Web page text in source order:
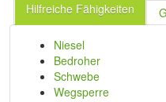
Hilfreiche Fähigkeiten
Niesel
Bedroher
Schwebe
Wegsperre